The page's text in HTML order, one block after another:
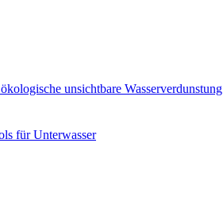
unsichtbare Wasserverdunstung
für Unterwasser